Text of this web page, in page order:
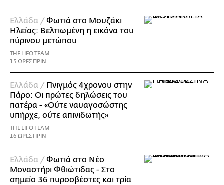
Ελλάδα /Φωτιά στο Μουζάκι
Ηλείας: Βελτιωμένη η εικόνα του
πύρινου μετώπου
THE LIFO TEAM
15 ΩΡΕΣ ΠΡΙΝ
Ελλάδα / Πνιγμός 4χρονου στην
Πάρο: Οι πρώτες δηλώσεις του
πατέρα - «Ούτε ναυαγοσώστης
υπήρχε, ούτε απινιδωτής»
THE LIFO TEAM
16 ΩΡΕΣ ΠΡΙΝ
Ελλάδα /Φωτιά στο Νέο
Μοναστήρι Φθιώτιδας - Στο
σημείο 36 πυροσβέστες και τρία